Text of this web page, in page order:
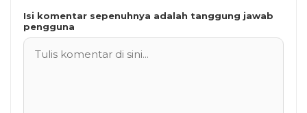
Isi komentar sepenuhnya adalah tanggung jawab
pengguna